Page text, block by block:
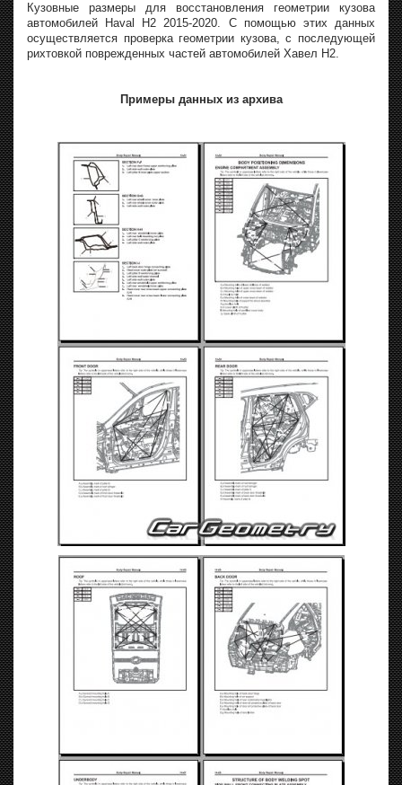
Кузовные размеры для восстановления геометрии кузова
автомобилей Haval H2 2015-2020. С помощью этих данных
осуществляется проверка геометрии кузова, с последующей
рихтовкой поврежденных частей автомобилей Хавел H2.
Примеры данных из архива